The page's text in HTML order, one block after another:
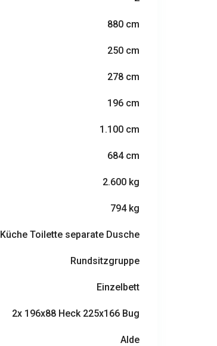
880 cm
250 cm
278 cm
196 cm
1.100 cm
684 cm
2.600 kg
794 kg
Küche Toilette separate Dusche
Rundsitzgruppe
Einzelbett
2x 196x88 Heck 225x166 Bug
Alde